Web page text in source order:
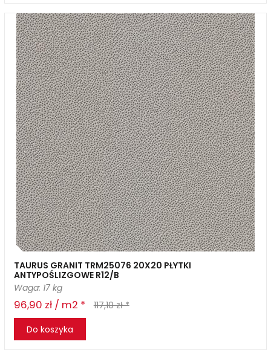
TAURUS GRANIT TRM25076 20X20 PŁYTKI
ANTYPOŚLIZGOWE R12/B
Waga: 17 kg
96,90 zł / m2 *
117,10 zł *
Do koszyka